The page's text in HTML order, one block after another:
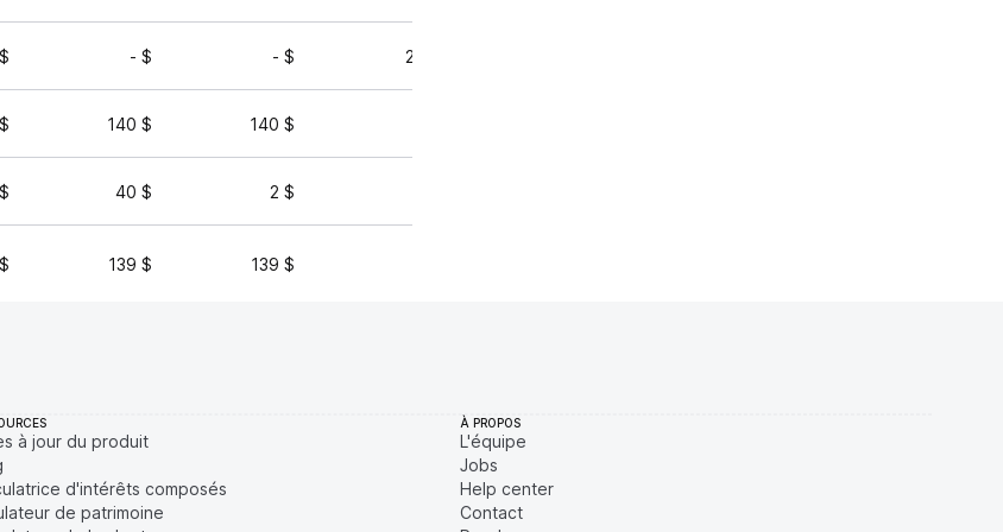
- $ - $ 20 695 $
140 $ 140 $
40 $ 2 $
139 $ 139 $
à jour du produit
d'intérêts composés
de patrimoine
À PROPOS
L'équipe
Jobs
Help center
Contact